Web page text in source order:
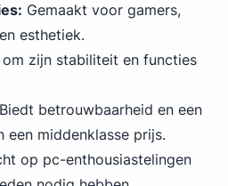
Gemaakt voor gamers,
esthetiek.
om zijn stabiliteit en functies
Biedt betrouwbaarheid en een
een middenklasse prijs.
op pc-enthousiastelingen